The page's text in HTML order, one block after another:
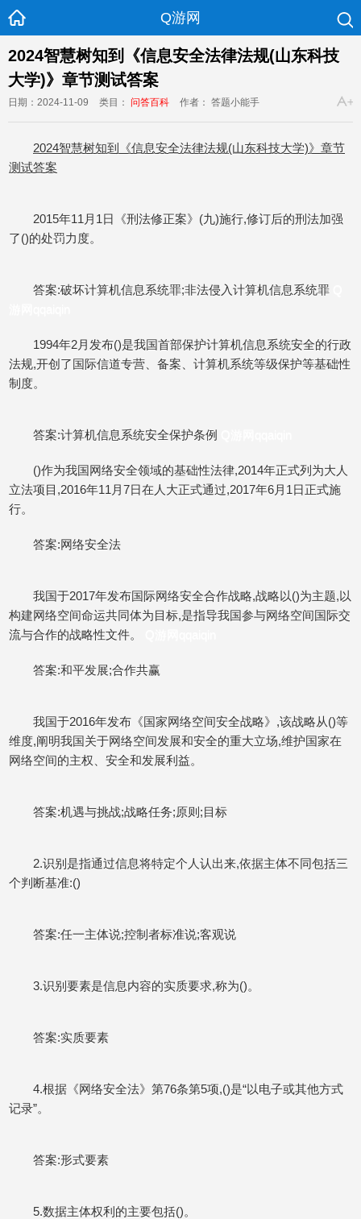
Q游网
2024智慧树知到《信息安全法律法规(山东科技
大学)》章节测试答案
日期：2024-11-09 类目： 问答百科 作者： 答题小能手
2024智慧树知到《信息安全法律法规(山东科技大学)》章节
测试答案
2015年11月1日《刑法修正案》(九)施行,修订后的刑法加强
了()的处罚力度。
答案:破坏计算机信息系统罪;非法侵入计算机信息系统罪
1994年2月发布()是我国首部保护计算机信息系统安全的行政
法规,开创了国际信道专营、备案、计算机系统等级保护等基础性
制度。
答案:计算机信息系统安全保护条例
()作为我国网络安全领域的基础性法律,2014年正式列为大人
立法项目,2016年11月7日在人大正式通过,2017年6月1日正式施
行。
答案:网络安全法
我国于2017年发布国际网络安全合作战略,战略以()为主题,以
构建网络空间命运共同体为目标,是指导我国参与网络空间国际交
流与合作的战略性文件。
答案:和平发展;合作共赢
我国于2016年发布《国家网络空间安全战略》,该战略从()等
维度,阐明我国关于网络空间发展和安全的重大立场,维护国家在
网络空间的主权、安全和发展利益。
答案:机遇与挑战;战略任务;原则;目标
2.识别是指通过信息将特定个人认出来,依据主体不同包括三
个判断基准:()
答案:任一主体说;控制者标准说;客观说
3.识别要素是信息内容的实质要求,称为()。
答案:实质要素
4.根据《网络安全法》第76条第5项,()是“以电子或其他方式
记录”。
答案:形式要素
5.数据主体权利的主要包括()。